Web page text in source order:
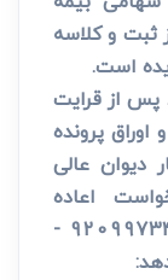
ثبت و کلاسه
است.
پس از قرایت
پرونده
دیوان عالی
اعاده
دادرسی»; دادنامه شماره 9209973412000142 -